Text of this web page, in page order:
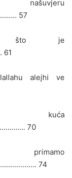
57
što je
alejhi ve
kuća
70
74